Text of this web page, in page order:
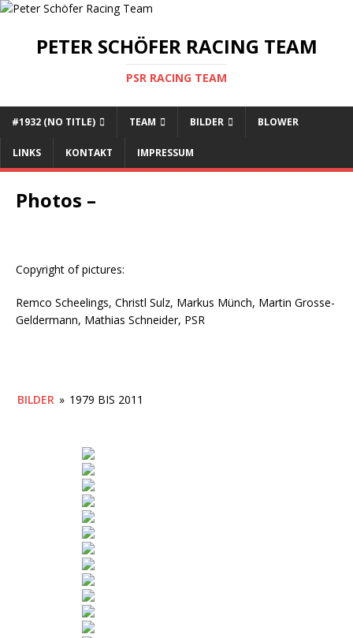
PETER SCHÖFER RACING TEAM
PSR RACING TEAM
#1932 (NO TITLE) TEAM BILDER BLOWER
LINKS KONTAKT IMPRESSUM
Photos –
Copyright of pictures:
Remco Scheelings, Christl Sulz, Markus Münch, Martin Grosse-
Geldermann, Mathias Schneider, PSR
BILDER » 1979 BIS 2011